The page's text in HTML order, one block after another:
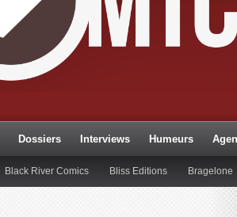
Dossiers Interviews Humeurs
Black River Comics Bliss Editions Bragelone
Glénat